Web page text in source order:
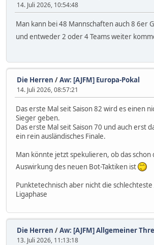
14. Juli 2026, 10:54:48
Man kann bei 48 Mannschaften auch 8 6er
und entweder 2 oder 4 Teams weiter
Die Herren /Aw: [AJFM] Europa-Pokal
14. Juli 2026, 08:57:21
Das erste Mal seit Saison 82 wird es einen
Sieger geben.
Das erste Mal seit Saison 70 und auch erst
ein rein ausländisches Finale.
Man könnte jetzt spekulieren, ob das schon
Auswirkung des neuen Bot-Taktiken ist
Punktetechnisch aber nicht die
Ligaphase
Die Herren /Aw: [AJFM] Allgemeiner
13. Juli 2026, 11:13:18